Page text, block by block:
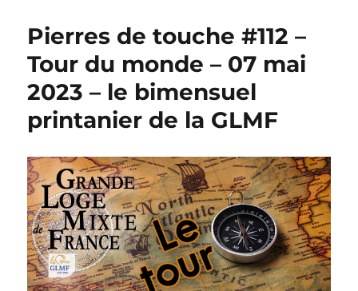
Pierres de touche #112 –
Tour du monde – 07 mai
2023 – le bimensuel
printanier de la GLMF